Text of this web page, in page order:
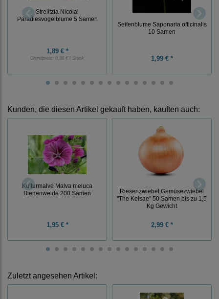
Strelitzia Nicolai
Paradiesvogelblume 5 Samen
1,89 € *
Grundpreis: 0,38 € / Stück
Seifenblume Saponaria officinalis
10 Samen
1,99 € *
Kunden, die diesen Artikel gekauft haben, kauften auch:
Kulturmalve Malva meluca
Bienenweide 200 Samen
1,95 € *
Riesenzwiebel Gemüsezwiebel
"The Kelsae" 50 Samen bis zu 1,5
Kg Gewicht
2,99 € *
Zuletzt angesehen Artikel: